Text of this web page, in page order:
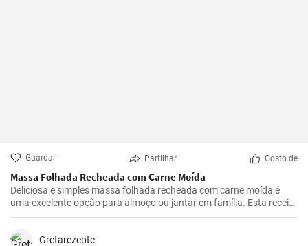
Guardar Partilhar Gosto de
Massa Folhada Recheada com Carne Moída
Deliciosa e simples massa folhada recheada com carne moída é
uma excelente opção para almoço ou jantar em família. Esta receita
é simples e rápida de preparar.
Gretarezepte